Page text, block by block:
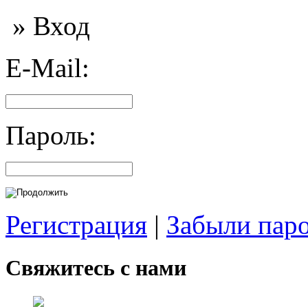
» Вход
E-Mail:
Пароль:
Регистрация | Забыли
Свяжитесь с нами